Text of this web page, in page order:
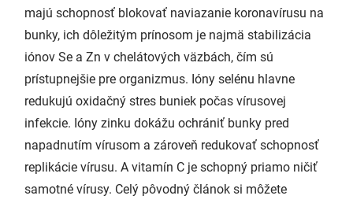
majú schopnosť blokovať naviazanie koronavírusu na
bunky, ich dôležitým prínosom je najmä stabilizácia
iónov Se a Zn v chelátových väzbách, čím sú
prístupnejšie pre organizmus. Ióny selénu hlavne
redukujú oxidačný stres buniek počas vírusovej
infekcie. Ióny zinku dokážu ochrániť bunky pred
napadnutím vírusom a zároveň redukovať schopnosť
replikácie vírusu. A vitamín C je schopný priamo ničiť
samotné vírusy. Celý pôvodný článok si môžete